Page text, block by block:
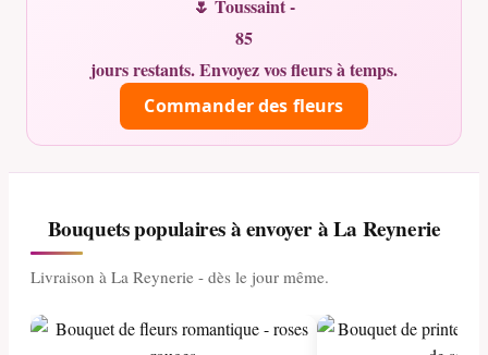
🌷 Toussaint -
85
jours restants. Envoyez vos fleurs à temps.
Commander des fleurs
Bouquets populaires à envoyer à La Reynerie
Livraison à La Reynerie - dès le jour même.